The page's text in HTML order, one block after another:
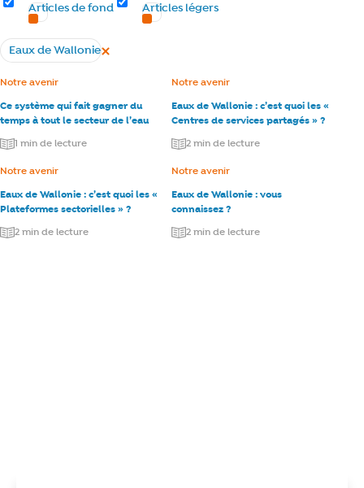
Articles de fond
Articles légers
Eaux de WallonieSupprimer le filtre
Ce système qui fait gagner du
temps à tout le secteur de l’eau
Catégorie :
Notre avenir
1 min de lecture
Eaux de Wallonie : c’est quoi les «
Centres de services partagés » ?
Catégorie :
Notre avenir
2 min de lecture
Eaux de Wallonie : c’est quoi les «
Plateformes sectorielles » ?
Catégorie :
Notre avenir
2 min de lecture
Eaux de Wallonie : vous
connaissez ?
Catégorie :
Notre avenir
2 min de lecture